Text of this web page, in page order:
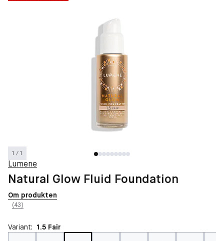
1 / 1
Lumene
Natural Glow Fluid Foundation
Om produkten
(43)
Variant: 1.5 Fair